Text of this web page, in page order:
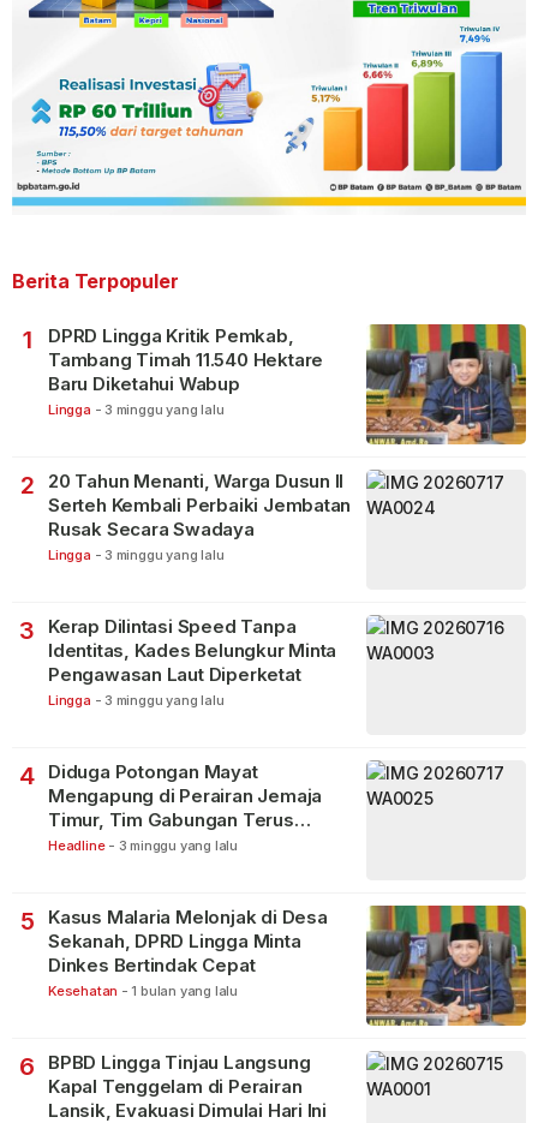
Berita Terpopuler
1
DPRD Lingga Kritik Pemkab,
Tambang Timah 11.540 Hektare
Baru Diketahui Wabup
Lingga - 3 minggu yang lalu
2
20 Tahun Menanti, Warga Dusun II
Serteh Kembali Perbaiki Jembatan
Rusak Secara Swadaya
Lingga - 3 minggu yang lalu
3
Kerap Dilintasi Speed Tanpa
Identitas, Kades Belungkur Minta
Pengawasan Laut Diperketat
Lingga - 3 minggu yang lalu
4
Diduga Potongan Mayat
Mengapung di Perairan Jemaja
Timur, Tim Gabungan Terus
Lakukan Pencarian
Headline - 3 minggu yang lalu
5
Kasus Malaria Melonjak di Desa
Sekanah, DPRD Lingga Minta
Dinkes Bertindak Cepat
Kesehatan - 1 bulan yang lalu
6
BPBD Lingga Tinjau Langsung
Kapal Tenggelam di Perairan
Lansik, Evakuasi Dimulai Hari Ini